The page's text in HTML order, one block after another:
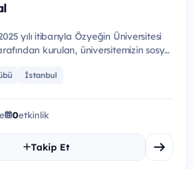
yılı itibarıyla Özyeğin Üniversitesi
kurulan, üniversitemizin sosyal
İstanbul
0etkinlik
Takip Et